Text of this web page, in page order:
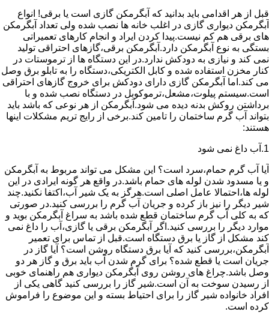
قبل از هر اقدامی باید بدانید که آبگرمکن گازی است یا برقی! انواع
آبگرمکن دیواری گازی در اغلب خانه ها نصب شده ولی تعداد آبگرمکن
های برقی هم کم نیست.پیدا کردن ایراد و انجام کارهای تعمیراتی
بستگی به نوع آبگرمکن دارد.آبگرمکن برقی،گازهای احتراقی تولید
نمی کند و نیازی به دودکش ندارد.در این دستگاه ها از ترموستات در
کنار مخزن استفاده شده و کابل الکتریکی،دستگاه را به تابلو برق وصل
می کند.اما آبگرمکن گازی دارای دودکش برای خروج گازهای احتراقی
است.سیستم پیلوت،مشعل،ترموکوبل در دستگاه نصب شده و با
برداشتن روکش بدنه دیده می شود.آبگرمکن از هر نوعی که باشد باید
بتواند آب گرم ساختمان را تامین کند.برخی از رایج تریم مشکلات اینها
هستند:
1.آب داغ نمی شود
آیا آب گرم حمام،سرد است؟ این مشکل می تواند مربوط به آبگرمکن
و یا مسدود شدن لوله های حمام باشد.در واقع هر گونه ایرادی در این
لوله ها،احتمالا عامل اصلی است.هرگز به یک شیر آب،اکتفا نکنید.چند
شیر دیگر را نیز باز کرده و جریان آب گرم را بررسی کنید.در صورتی
که به کلی آب گرم ساختمان قطع شده باشد به سراغ آبگرمکن بوید و
موارد دیگر را بررسی کنید.اگر آبگرمکن برقی یا گازی،آب را داغ نمی
کند مشکل از گاز یا برق دستگاه است.قبل از تماس برای تعمیر
آبگرمکن،بررسی کنید که آیا برق دستگاه روشن است؟ آیا گاز در
جریان است یا قطع شده؟ برای گرم شدن آب باید برق و گاز هر دو
وصل باشد.چراغ های روشن روی آبگرمکن دیواری هم راهنمای خوبی
از رسیدن سوخت به آن است.شیر گاز را بررسی کنید گاهی یکی از
افراد خانواده شیر گاز را برای احتیاط بسته و این موضوع را فراموش
کرده است.